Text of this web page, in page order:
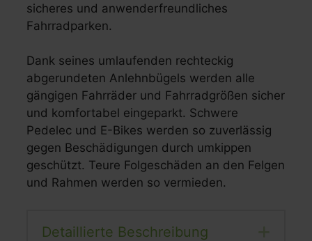
sicheres und anwenderfreundliches
Fahrradparken.
Dank seines umlaufenden rechteckig
abgerundeten Anlehnbügels werden alle
gängigen Fahrräder und Fahrradgrößen sicher
und komfortabel eingeparkt. Schwere
Pedelec und E-Bikes werden so zuverlässig
gegen Beschädigungen durch umkippen
geschützt. Teure Folgeschäden an den Felgen
und Rahmen werden so vermieden.
Detaillierte Beschreibung